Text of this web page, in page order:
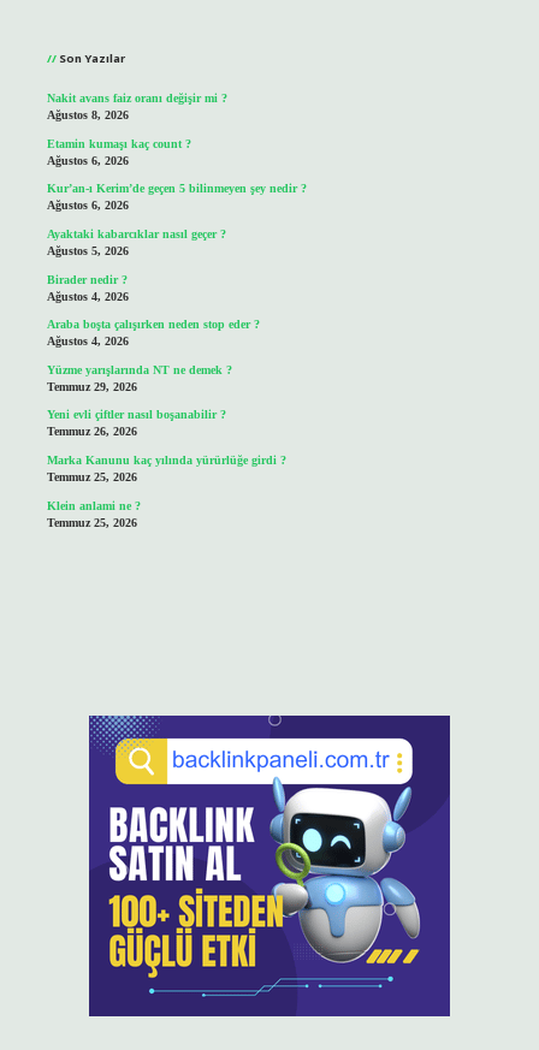
Son Yazılar
Nakit avans faiz oranı değişir mi ?
Ağustos 8, 2026
Etamin kumaşı kaç count ?
Ağustos 6, 2026
Kur’an-ı Kerim’de geçen 5 bilinmeyen şey nedir ?
Ağustos 6, 2026
Ayaktaki kabarcıklar nasıl geçer ?
Ağustos 5, 2026
Birader nedir ?
Ağustos 4, 2026
Araba boşta çalışırken neden stop eder ?
Ağustos 4, 2026
Yüzme yarışlarında NT ne demek ?
Temmuz 29, 2026
Yeni evli çiftler nasıl boşanabilir ?
Temmuz 26, 2026
Marka Kanunu kaç yılında yürürlüğe girdi ?
Temmuz 25, 2026
Klein anlami ne ?
Temmuz 25, 2026